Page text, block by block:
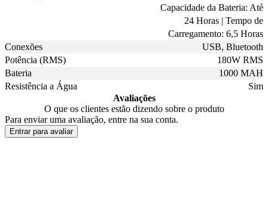
Capacidade da Bateria: Até
24 Horas | Tempo de
Carregamento: 6,5 Horas
Conexões
USB, Bluetooth
Potência (RMS)
180W RMS
Bateria
1000 MAH
Resistência a Água
Sim
Avaliações
O que os clientes estão dizendo sobre o produto
Para enviar uma avaliação, entre na sua conta.
Entrar para avaliar